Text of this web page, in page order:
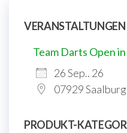
VERANSTALTUNGEN
Team Darts Open
26 Sep.. 26
07929
PRODUKT-